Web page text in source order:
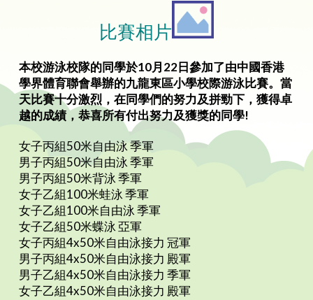
比賽相片
本校游泳校隊的同學於10月22日參加了由中國香港
學界體育聯會舉辦的九龍東區小學校際游泳比賽。當
天比賽十分激烈，在同學們的努力及拼勁下，獲得卓
越的成績，恭喜所有付出努力及獲獎的同學!
女子丙組50米自由泳 季軍
男子丙組50米自由泳 季軍
男子丙組50米背泳 季軍
女子乙組100米蛙泳 季軍
女子乙組100米自由泳 季軍
女子乙組50米蝶泳 亞軍
女子丙組4x50米自由泳接力 冠軍
男子丙組4x50米自由泳接力 殿軍
男子乙組4x50米自由泳接力 季軍
女子乙組4x50米自由泳接力 殿軍